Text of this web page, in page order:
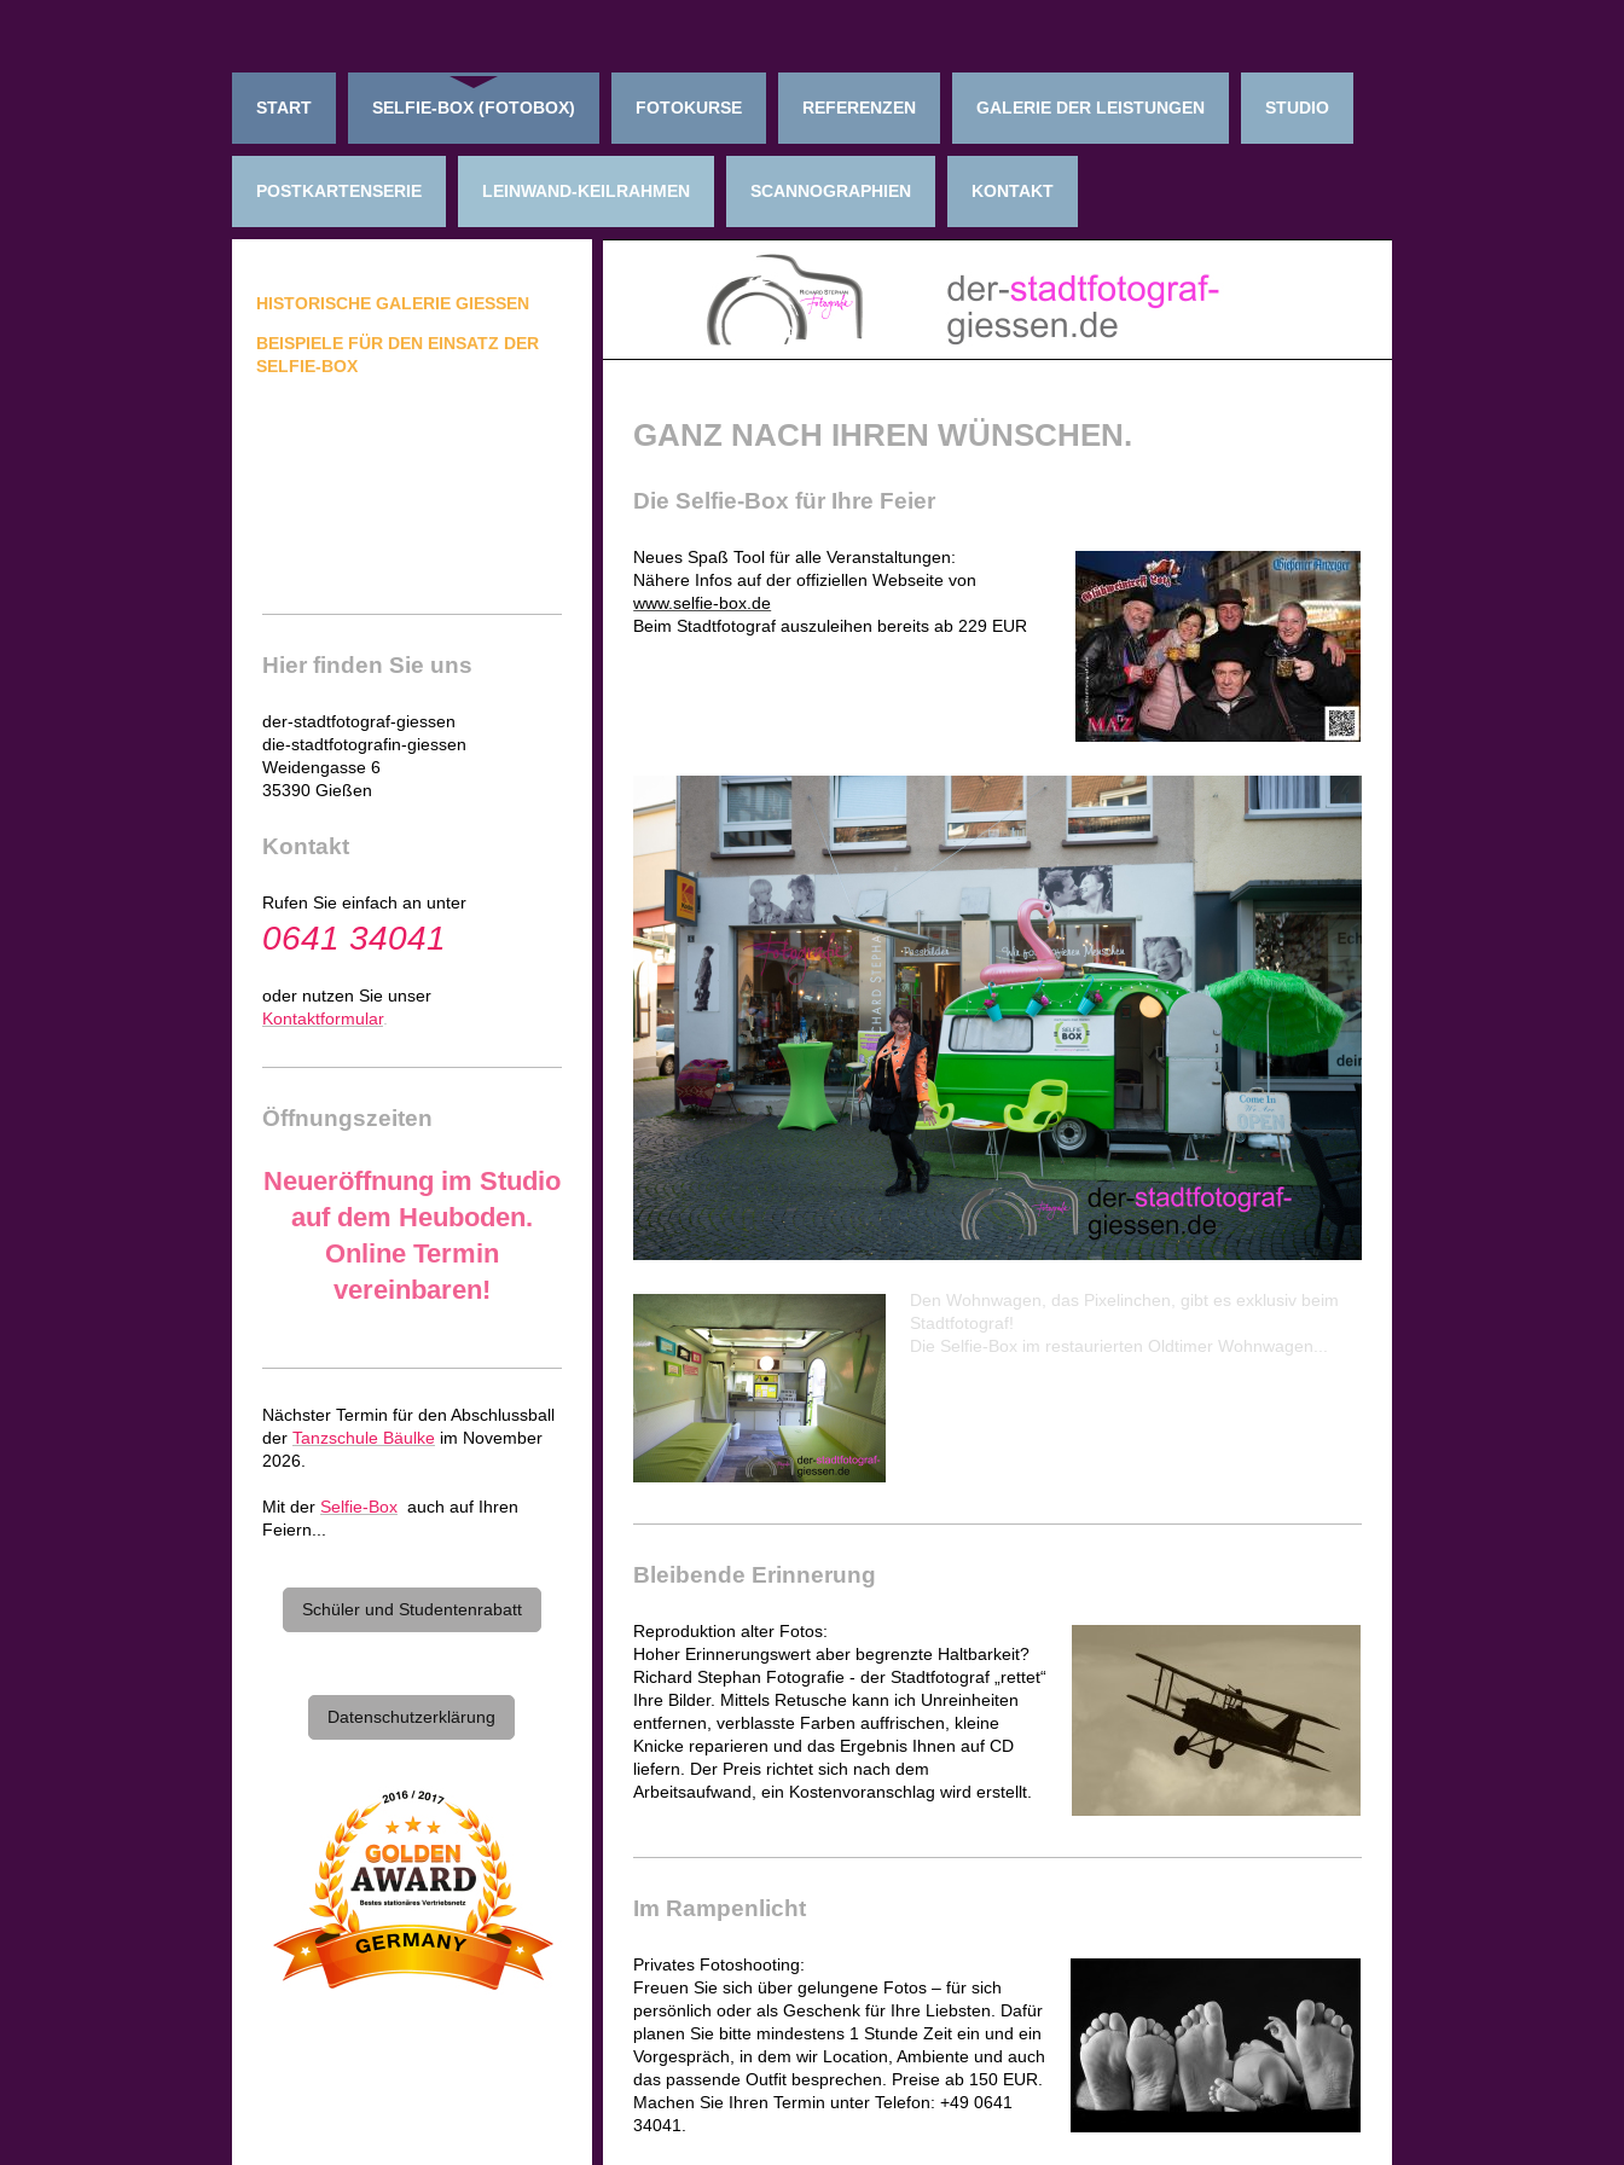
START SELFIE-BOX (FOTOBOX) FOTOKURSE REFERENZEN GALERIE DER LEISTUNGEN STUDIO
POSTKARTENSERIE LEINWAND-KEILRAHMEN SCANNOGRAPHIEN KONTAKT
GANZ NACH IHREN WÜNSCHEN.
Die Selfie-Box für Ihre Feier
Neues Spaß Tool für alle Veranstaltungen:
Nähere Infos auf der offiziellen Webseite von
www.selfie-box.de
Beim Stadtfotograf auszuleihen bereits ab 229 EUR
Den Wohnwagen, das Pixelinchen, gibt es exklusiv beim
Stadtfotograf!
Die Selfie-Box im restaurierten Oldtimer Wohnwagen...
Bleibende Erinnerung
Reproduktion alter Fotos:
Hoher Erinnerungswert aber begrenzte Haltbarkeit?
Richard Stephan Fotografie - der Stadtfotograf „rettet“
Ihre Bilder. Mittels Retusche kann ich Unreinheiten
entfernen, verblasste Farben auffrischen, kleine
Knicke reparieren und das Ergebnis Ihnen auf CD
liefern. Der Preis richtet sich nach dem
Arbeitsaufwand, ein Kostenvoranschlag wird erstellt.
Im Rampenlicht
Privates Fotoshooting:
Freuen Sie sich über gelungene Fotos – für sich
persönlich oder als Geschenk für Ihre Liebsten. Dafür
planen Sie bitte mindestens 1 Stunde Zeit ein und ein
Vorgespräch, in dem wir Location, Ambiente und auch
das passende Outfit besprechen. Preise ab 150 EUR.
Machen Sie Ihren Termin unter Telefon: +49 0641
34041.
HISTORISCHE GALERIE GIESSEN
BEISPIELE FÜR DEN EINSATZ DER
SELFIE-BOX
Hier finden Sie uns
der-stadtfotograf-giessen
die-stadtfotografin-giessen
Weidengasse 6
35390 Gießen
Kontakt
Rufen Sie einfach an unter
0641 34041
oder nutzen Sie unser
Kontaktformular.
Öffnungszeiten
Neueröffnung im Studio
auf dem Heuboden.
Online Termin
vereinbaren!
Nächster Termin für den Abschlussball
der Tanzschule Bäulke im November
2026.
Mit der Selfie-Box auch auf Ihren
Feiern...
Schüler und Studentenrabatt
Datenschutzerklärung